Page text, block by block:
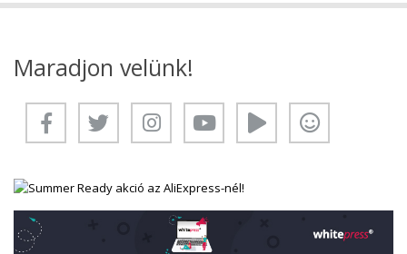
Maradjon velünk!